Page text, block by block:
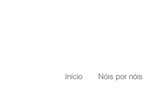
Início Nóis por nóis